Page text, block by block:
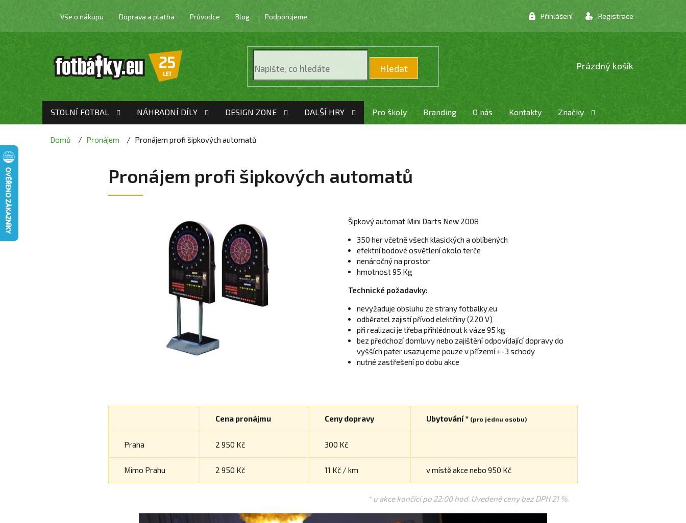
obsah
Vše o nákupu Doprava a platba Průvodce Blog Podporujeme Přihlášení Registrace
Hledat
NÁKUPNÍ
KOŠÍK
Prázdný košík
STOLNÍ FOTBAL NÁHRADNÍ DÍLY DESIGN ZONE DALŠÍ HRY Pro školy Branding O nás Kontakty Značky
Domů Pronájem Pronájem profi šipkových automatů
Pronájem profi šipkových automatů
Šipkový automat Mini Darts New 2008
350 her včetně všech klasických a oblíbených
efektní bodové osvětlení okolo terče
nenáročný na prostor
hmotnost 95 Kg
Technické požadavky:
nevyžaduje obsluhu ze strany fotbalky.eu
odběratel zajistí přívod elektřiny (220 V)
při realizaci je třeba přihlédnout k váze 95 kg
bez předchozí domluvy nebo zajištění odpovídající dopravy do
vyšších pater usazujeme pouze v přízemí +-3 schody
nutné zastřešení po dobu akce
Cena pronájmu Ceny dopravy Ubytování * (pro jednu osobu)
Praha 2 950 Kč 300 Kč
Mimo Prahu 2 950 Kč 11 Kč / km v místě akce nebo 950 Kč
* u akce končící po 22:00 hod. Uvedené ceny bez DPH 21 %.